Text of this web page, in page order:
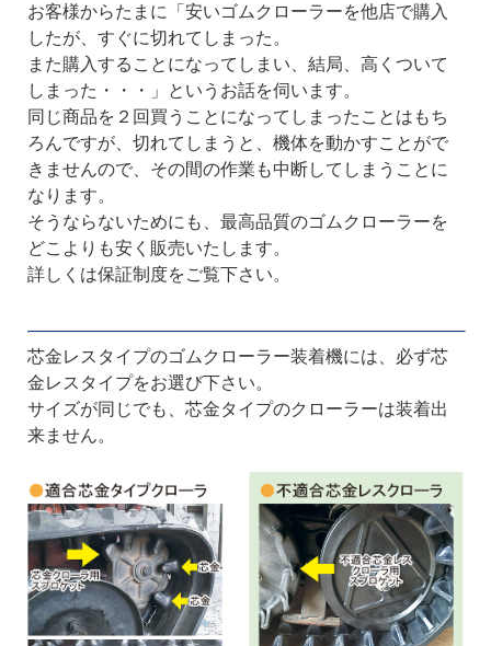
お客様からたまに「安いゴムクローラーを他店で購入
したが、すぐに切れてしまった。
また購入することになってしまい、結局、高くついて
しまった・・・」というお話を伺います。
同じ商品を２回買うことになってしまったことはもち
ろんですが、切れてしまうと、機体を動かすことがで
きませんので、その間の作業も中断してしまうことに
なります。
そうならないためにも、最高品質のゴムクローラーを
どこよりも安く販売いたします。
詳しくは保証制度をご覧下さい。
芯金レスタイプのゴムクローラー装着機には、必ず芯
金レスタイプをお選び下さい。
サイズが同じでも、芯金タイプのクローラーは装着出
来ません。